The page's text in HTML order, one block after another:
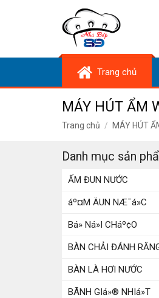
Trang chủ
MÁY HÚT ẨM
Trang chủ / MÁY HÚT
Danh mục sản
ẤM ĐUN NƯỚC
áº¤M ÄUN NÆ¯á»C
Bá» Ná»I CHáº¢O
BÀN CHẢI ĐÁNH
BÀN LÀ HƠI NƯỚC
BÃNH GIá»® NHIá»T